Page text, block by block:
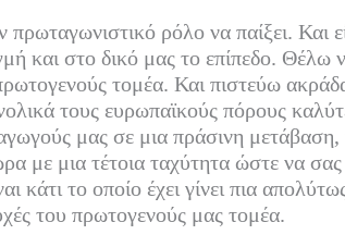
πρωταγωνιστικό ρόλο να παίξει. Και
και στο δικό μας το επίπεδο. Θέλω
τομέα. Και πιστεύω
τους ευρωπαϊκούς πόρους
μας σε μια πράσινη μετάβαση,
με μια τέτοια ταχύτητα ώστε να
κάτι το οποίο έχει γίνει πια
του πρωτογενούς μας τομέα.